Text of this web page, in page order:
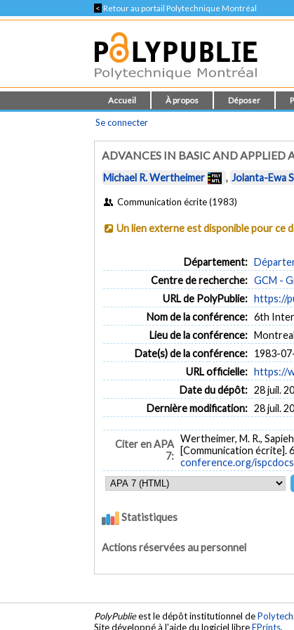
< Retour au portail Polytechnique Montréal
Accueil À propos Déposer
Se connecter
ADVANCES IN BASIC AND APPLIED
Michael R. Wertheimer , Jolanta-Ewa
Communication écrite (1983)
Un lien externe est disponible pour ce
Département:
Centre de recherche: GCM -
URL de PolyPublie: https://
Nom de la conférence: 6th
Lieu de la conférence:
Date(s) de la conférence: 1983-
URL officielle: https://
Date du dépôt: 28 juil.
Dernière modification: 28 juil.
Citer en APA
7:
Wertheimer, M. R.,
[Communication écrite].
conference.org/
Statistiques
Actions réservées au personnel
PolyPublieest le dépôt institutionnel de
Site développé à l'aide du logiciel libreEPrints.